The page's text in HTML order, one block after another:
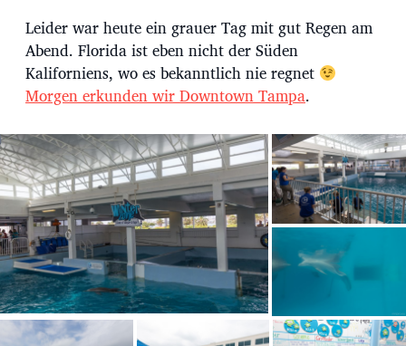
Leider war heute ein grauer Tag mit gut Regen am
Abend. Florida ist eben nicht der Süden
Kaliforniens, wo es bekanntlich nie regnet
Morgen erkunden wir Downtown Tampa.